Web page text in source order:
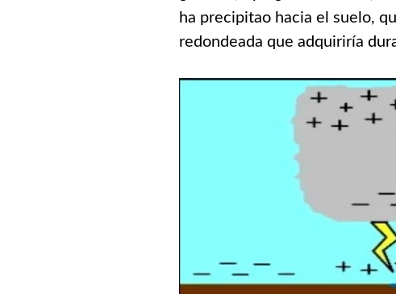
ha precipitao hacia el suelo,
redondeada que adquiriría